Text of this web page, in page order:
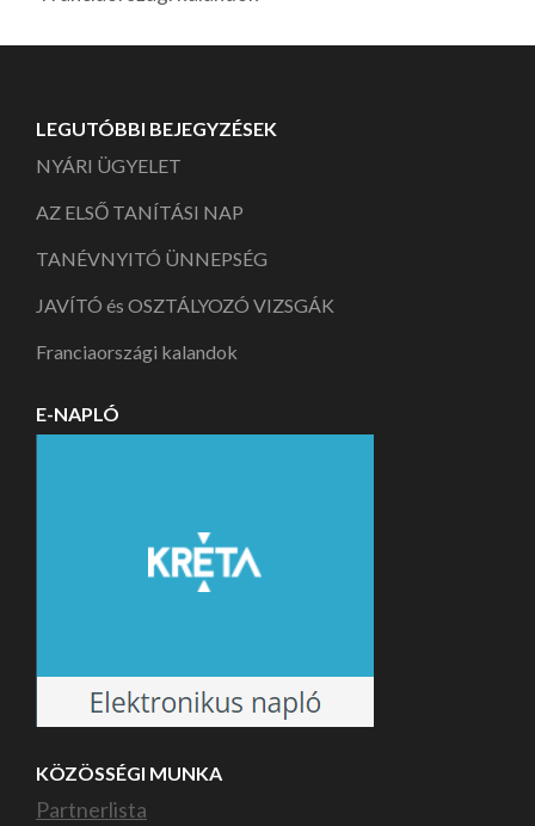
LEGUTÓBBI BEJEGYZÉSEK
NYÁRI ÜGYELET
AZ ELSŐ TANÍTÁSI NAP
TANÉVNYITÓ ÜNNEPSÉG
JAVÍTÓ és OSZTÁLYOZÓ VIZSGÁK
Franciaországi kalandok
E-NAPLÓ
KÖZÖSSÉGI MUNKA
Partnerlista